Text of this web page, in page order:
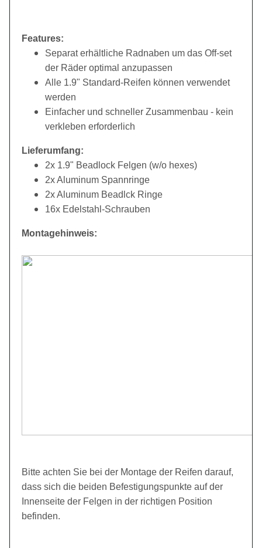
Features:
Separat erhältliche Radnaben um das Off-set
der Räder optimal anzupassen
Alle 1.9" Standard-Reifen können verwendet
werden
Einfacher und schneller Zusammenbau - kein
verkleben erforderlich
Lieferumfang:
2x 1.9" Beadlock Felgen (w/o hexes)
2x Aluminum Spannringe
2x Aluminum Beadlck Ringe
16x Edelstahl-Schrauben
Montagehinweis:
Bitte achten Sie bei der Montage der Reifen darauf,
dass sich die beiden Befestigungspunkte auf der
Innenseite der Felgen in der richtigen Position
befinden.